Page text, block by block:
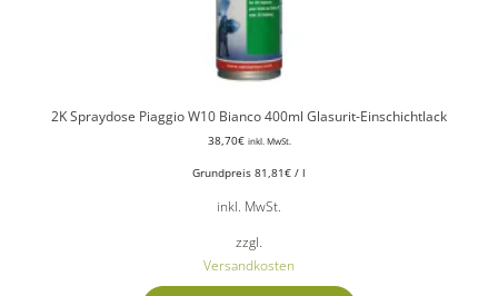
2K Spraydose Piaggio W10 Bianco 400ml Glasurit-Einschichtlack
38,70€ inkl. MwSt.
Grundpreis 81,81€ / l
inkl. MwSt.
zzgl.
Versandkosten